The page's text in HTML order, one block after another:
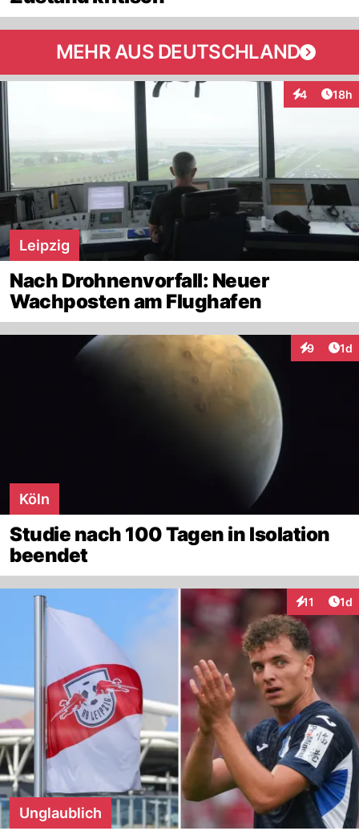
MEHR AUS DEUTSCHLAND
4
Interaktionen
18h
Leipzig
Nach Drohnenvorfall: Neuer
Wachposten am Flughafen
9 1d
Köln
Studie nach 100 Tagen in Isolation
beendet
11 1d
Unglaublich